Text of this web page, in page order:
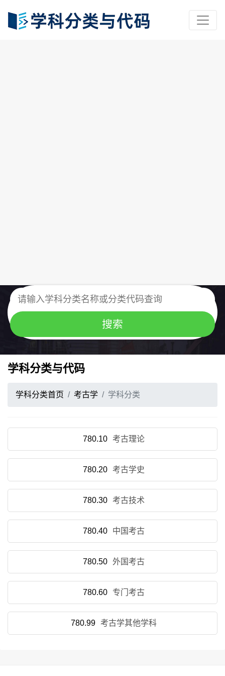
学科分类与代码
学科分类首页 考古学 学科分类
780.10 考古理论
780.20 考古学史
780.30 考古技术
780.40 中国考古
780.50 外国考古
780.60 专门考古
780.99 考古学其他学科